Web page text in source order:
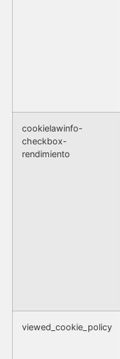
cookielawinfo-
checkbox-
rendimiento
viewed_cookie_policy